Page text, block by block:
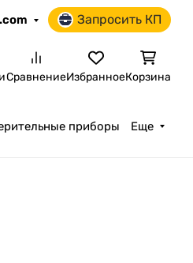
Запросить КП
СравнениеИзбранноеКорзина
приборы Еще